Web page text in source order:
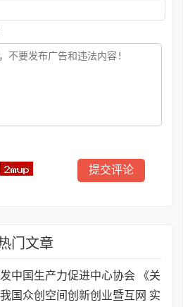
门文章
中国生产力促进中心协会 《关
国众创空间创新创业暨互网 实